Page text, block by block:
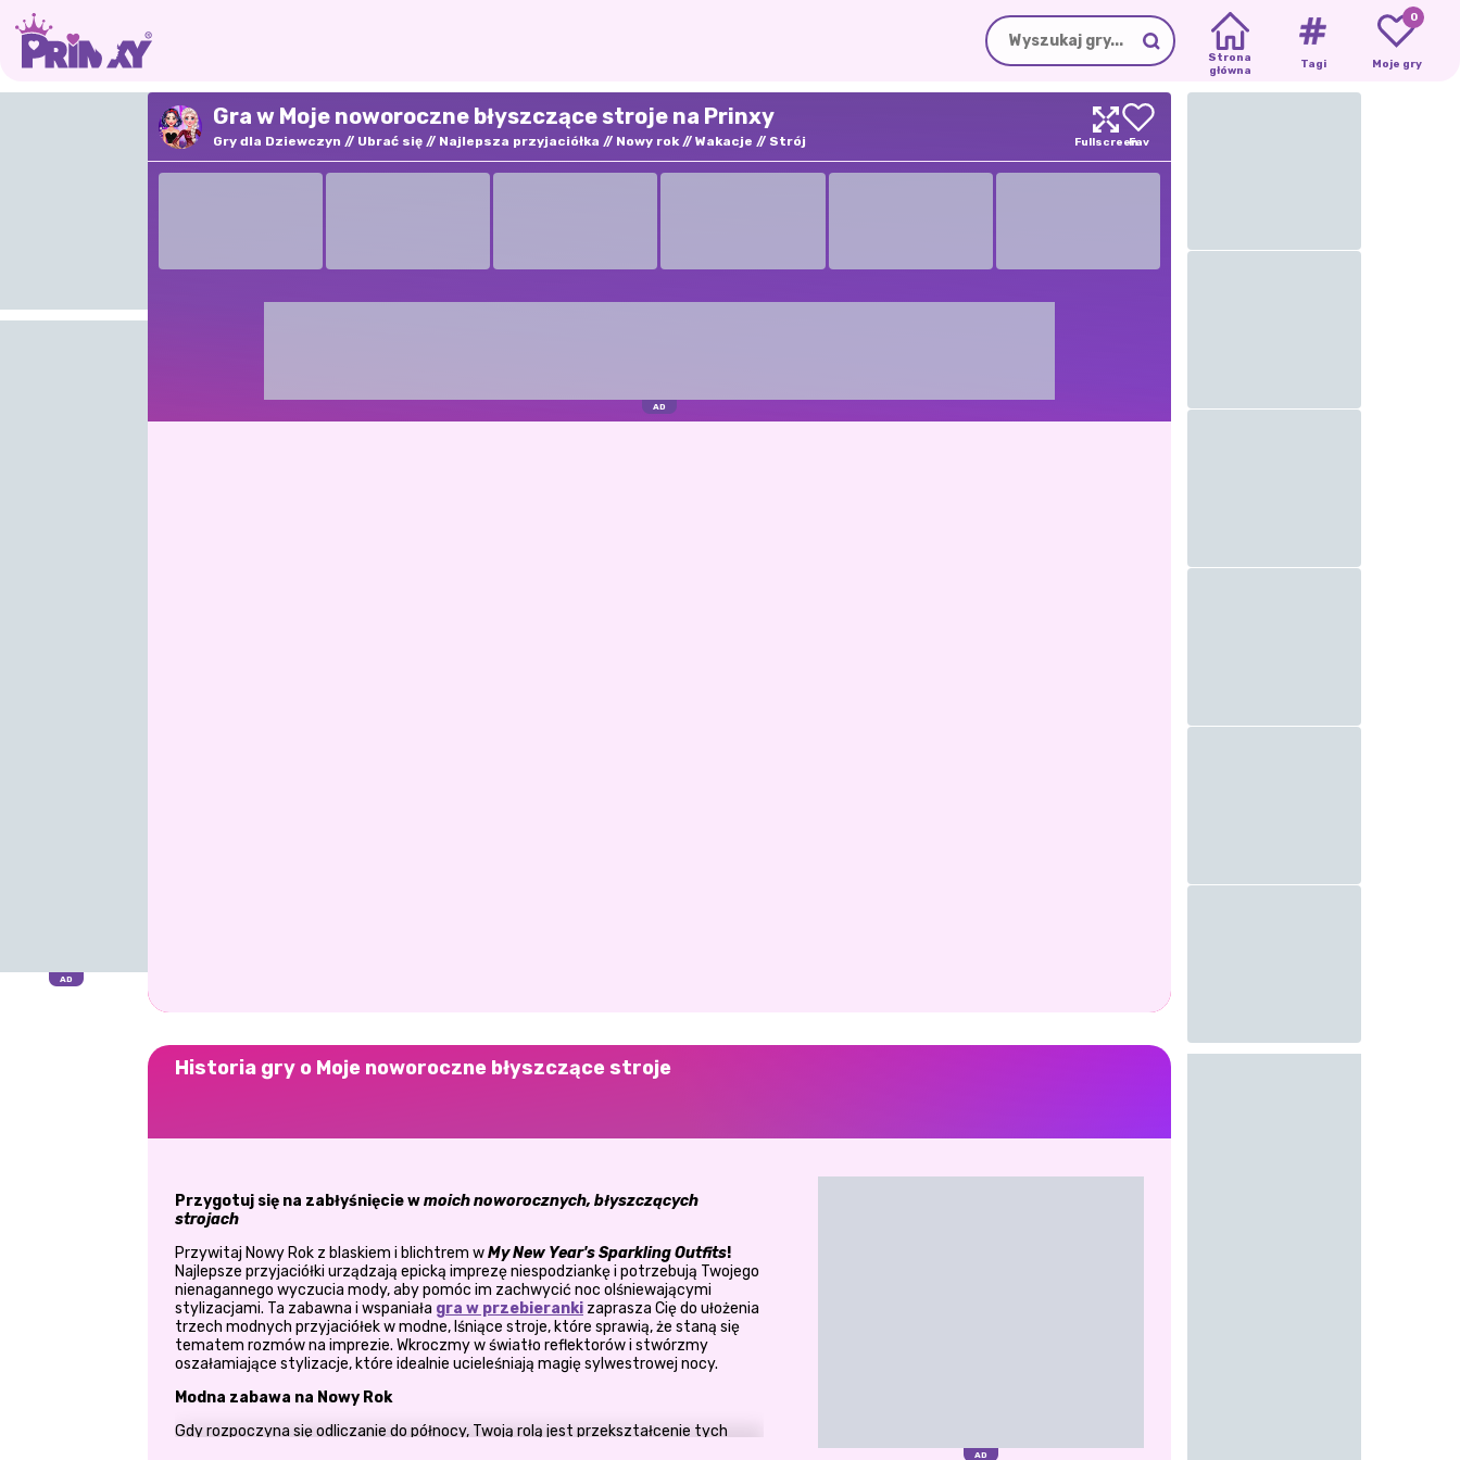
Strona
główna
Tagi
0
Moje gry
Gra w Moje noworoczne błyszczące stroje na Prinxy
Gry dla Dziewczyn Ubrać się Najlepsza przyjaciółka Nowy rok Wakacje Strój
Historia gry o Moje noworoczne błyszczące stroje
Przygotuj się na zabłyśnięcie wmoich noworocznych, błyszczących
strojach
Przywitaj Nowy Rok z blaskiem i blichtrem wMy New Year's Sparkling Outfits!
Najlepsze przyjaciółki urządzają epicką imprezę niespodziankę i potrzebują Twojego
nienagannego wyczucia mody, aby pomóc im zachwycić noc olśniewającymi
stylizacjami. Ta zabawna i wspaniała gra w przebieranki zaprasza Cię do ułożenia
trzech modnych przyjaciółek w modne, lśniące stroje, które sprawią, że staną się
tematem rozmów na imprezie. Wkroczmy w światło reflektorów i stwórzmy
oszałamiające stylizacje, które idealnie ucieleśniają magię sylwestrowej nocy.
Modna zabawa na Nowy Rok
Gdy rozpoczyna się odliczanie do północy, Twoją rolą jest przekształcenie tych